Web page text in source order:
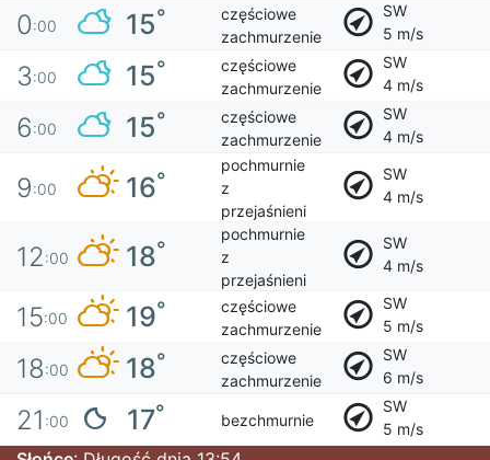
0:00 15°
częściowe
zachmurzenie
SW
5 m/s
3:00 15°
częściowe
zachmurzenie
SW
4 m/s
6:00 15°
częściowe
zachmurzenie
SW
4 m/s
9:00 16°
pochmurnie
z
przejaśnieni
SW
4 m/s
12:00 18°
pochmurnie
z
przejaśnieni
SW
4 m/s
15:00 19°
częściowe
zachmurzenie
SW
5 m/s
18:00 18°
częściowe
zachmurzenie
SW
6 m/s
21 :00 17° bezchmurnie
SW
5 m/s